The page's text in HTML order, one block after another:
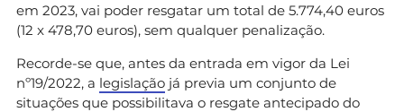
em 2023, vai poder resgatar um total de 5.774,40 euros
(12 x 478,70 euros), sem qualquer penalização.
Recorde-se que, antes da entrada em vigor da Lei
nº19/2022, a legislação já previa um conjunto de
situações que possibilitava o resgate antecipado do